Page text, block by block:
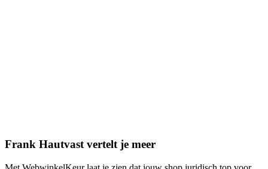
Frank Hautvast vertelt je meer